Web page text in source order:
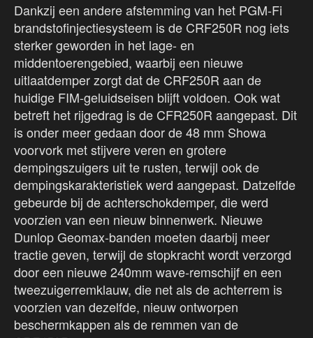
Dankzij een andere afstemming van het PGM-Fi
brandstofinjectiesysteem is de CRF250R nog iets
sterker geworden in het lage- en
middentoerengebied, waarbij een nieuwe
uitlaatdemper zorgt dat de CRF250R aan de
huidige FIM-geluidseisen blijft voldoen. Ook wat
betreft het rijgedrag is de CFR250R aangepast. Dit
is onder meer gedaan door de 48 mm Showa
voorvork met stijvere veren en grotere
dempingszuigers uit te rusten, terwijl ook de
dempingskarakteristiek werd aangepast. Datzelfde
gebeurde bij de achterschokdemper, die werd
voorzien van een nieuw binnenwerk. Nieuwe
Dunlop Geomax-banden moeten daarbij meer
tractie geven, terwijl de stopkracht wordt verzorgd
door een nieuwe 240mm wave-remschijf en een
tweezuigerremklauw, die net als de achterrem is
voorzien van dezelfde, nieuw ontworpen
beschermkappen als de remmen van de